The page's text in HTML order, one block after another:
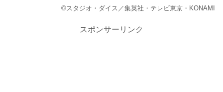
©スタジオ・ダイス／集英社・テレビ東京・KONAMI
スポンサーリンク